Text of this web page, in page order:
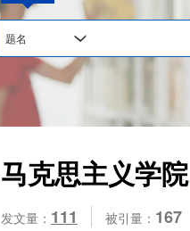
题名
马克思主义学院
发文量： 111 被引量： 167